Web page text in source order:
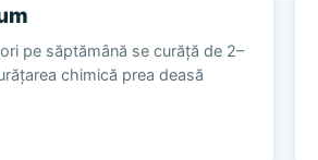
pe săptămână se curăță de 2–
chimică prea deasă